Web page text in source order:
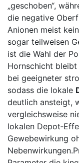
„geschoben“,
die negative⁣
Anionen meist
sogar teilweisen
ist die Wahl der
⁣Hornschicht
bei geeigneter
sodass die lokale
deutlich ansteigt,
‍vergleichsweise
lokalen⁤
⁤Gewebewirkung